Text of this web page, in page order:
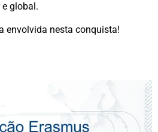
global.
envolvida nesta conquista!